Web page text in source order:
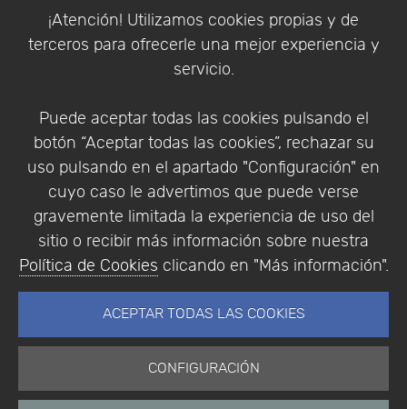
¡Atención! Utilizamos cookies propias y de
terceros para ofrecerle una mejor experiencia y
servicio.
Puede aceptar todas las cookies pulsando el
botón “Aceptar todas las cookies”, rechazar su
uso pulsando en el apartado "Configuración" en
cuyo caso le advertimos que puede verse
gravemente limitada la experiencia de uso del
sitio o recibir más información sobre nuestra
Política de Cookies clicando en "Más información".
ACEPTAR TODAS LAS COOKIES
CONFIGURACIÓN
Política de Privacidad
Condiciones de compra
Identificarse
Empresa|Aviso Legal| Política de Privacidad |
Política de Cookies
© Copyright 1994 - 2026. Addlink Software
Científico, S.L.
Portugal.